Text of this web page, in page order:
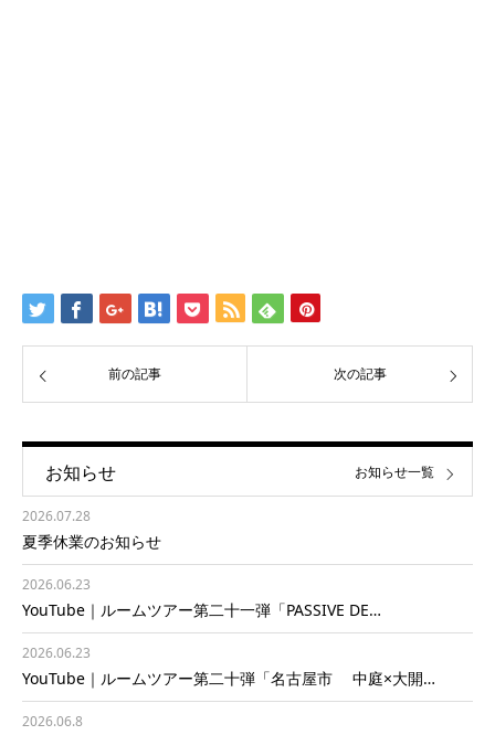
前の記事 次の記事
お知らせ
2026.07.28
夏季休業のお知らせ
2026.06.23
YouTube｜ルームツアー第二十一弾「PASSIVE DE…
2026.06.23
YouTube｜ルームツアー第二十弾「名古屋市 中庭×大開…
2026.06.8
お知らせ一覧